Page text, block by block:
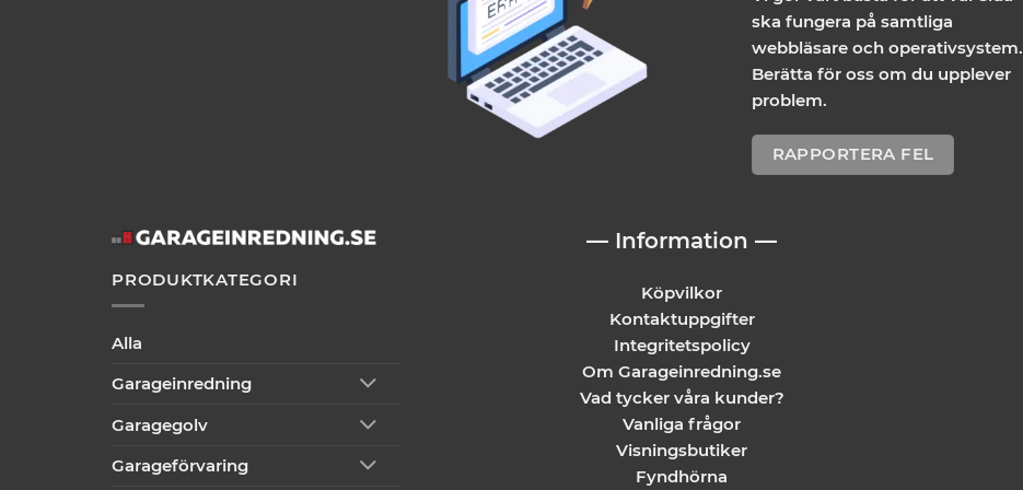
ska fungera på samtliga
webbläsare och operativsystem.
Berätta för oss om du upplever
problem.
RAPPORTERA FEL
PRODUKTKATEGORI
Alla
Garageinredning
Garagegolv
Garageförvaring
— Information —
Köpvilkor
Kontaktuppgifter
Integritetspolicy
Om Garageinredning.se
Vad tycker våra kunder?
Vanliga frågor
Visningsbutiker
Fyndhörna